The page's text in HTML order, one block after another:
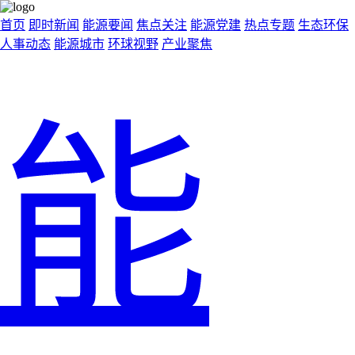
首页 即时新闻 能源要闻 焦点关注 能源党建 热点专题 生态环保
人事动态 能源城市 环球视野 产业聚焦
能